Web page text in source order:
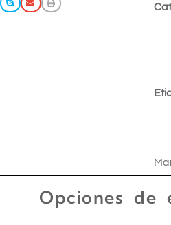
Opciones de